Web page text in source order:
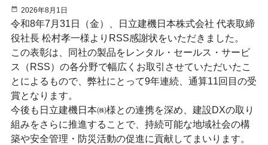
2026年8月1日
令和8年7月31日（金）、日立建機日本株式会社 代表取締
役社長 松村孝一様よりRSS感謝状をいただきました。
この表彰は、同社の製品をレンタル・セールス・サービ
ス（RSS）の各分野で幅広くお取引させていただいたこ
とによるもので、弊社にとって9年連続、通算11回目の受
賞となります。
今後も日立建機日本㈱様との連携を深め、建設DXの取り
組みをさらに推進することで、持続可能な地域社会の構
築や安全管理・防災活動の促進に貢献してまいります。